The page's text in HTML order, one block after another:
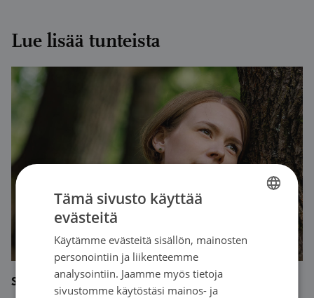
Lue lisää tunteista
Suru
SWEDISH
Tämä sivusto käyttää
evästeitä
Käytämme evästeitä sisällön, mainosten
personointiin ja liikenteemme
analysointiin. Jaamme myös tietoja
sivustomme käytöstäsi mainos- ja